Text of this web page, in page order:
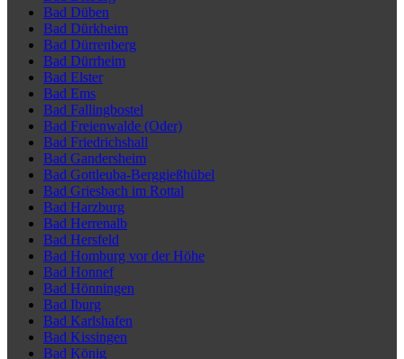
Bad Düben
Bad Dürkheim
Bad Dürrenberg
Bad Dürrheim
Bad Elster
Bad Ems
Bad Fallingbostel
Bad Freienwalde (Oder)
Bad Friedrichshall
Bad Gandersheim
Bad Gottleuba-Berggießhübel
Bad Griesbach im Rottal
Bad Harzburg
Bad Herrenalb
Bad Hersfeld
Bad Homburg vor der Höhe
Bad Honnef
Bad Hönningen
Bad Iburg
Bad Karlshafen
Bad Kissingen
Bad König